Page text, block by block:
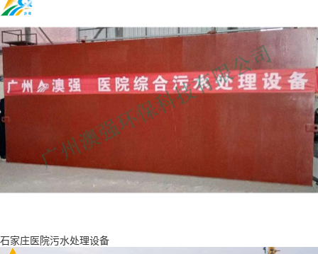
石家庄医院污水处理设备